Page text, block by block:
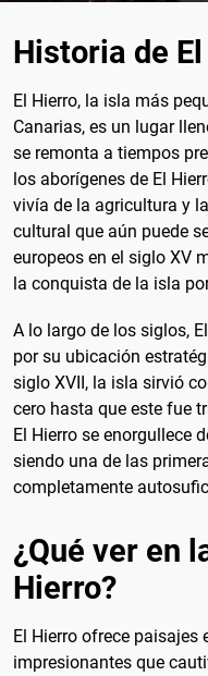
Historia de
El Hierro, la isla más
Canarias, es un lugar
se remonta a tiempos
los aborígenes de El
vivía de la agricultura y
cultural que aún puede
europeos en el siglo XV
la conquista de la isla
A lo largo de los siglos,
por su ubicación
siglo XVII, la isla sirvió
cero hasta que este fue
El Hierro se enorgullece
siendo una de las
completamente
¿Qué ver en
Hierro?
El Hierro ofrece paisajes
impresionantes que